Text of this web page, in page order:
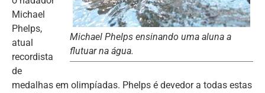
Michael Phelps ensinando uma aluna a
flutuar na água.
Michael
Phelps,
atual
recordista
de
medalhas em olimpíadas. Phelps é devedor a todas estas